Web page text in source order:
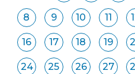
8 9 10 11
16 17 18 19
24 25 26 27